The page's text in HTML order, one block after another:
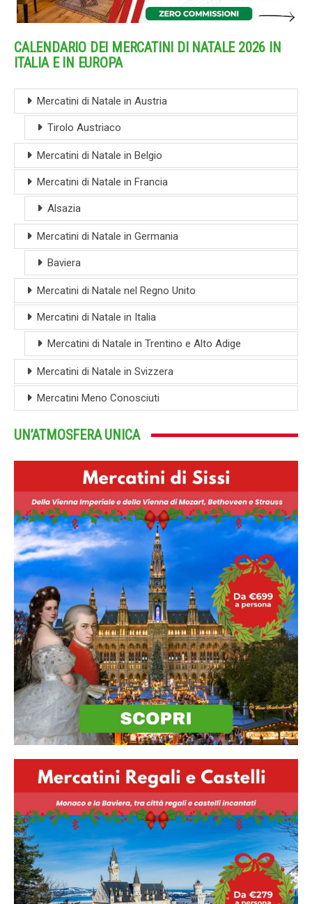
CALENDARIO DEI MERCATINI DI NATALE 2026 IN
ITALIA E IN EUROPA
Mercatini di Natale in Austria
Tirolo Austriaco
Mercatini di Natale in Belgio
Mercatini di Natale in Francia
Alsazia
Mercatini di Natale in Germania
Baviera
Mercatini di Natale nel Regno Unito
Mercatini di Natale in Italia
Mercatini di Natale in Trentino e Alto Adige
Mercatini di Natale in Svizzera
Mercatini Meno Conosciuti
UN’ATMOSFERA UNICA